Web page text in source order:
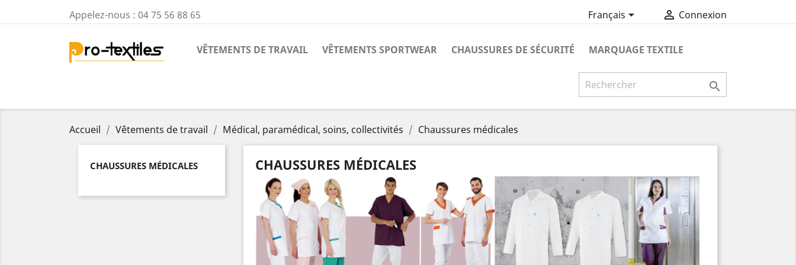
Appelez-nous : 04 75 56 88 65 Français  Connexion
VÊTEMENTS DE TRAVAIL VÊTEMENTS SPORTWEAR CHAUSSURES DE SÉCURITÉ MARQUAGE TEXTILE

Accueil Vêtements de travail Médical, paramédical, soins, collectivités Chaussures médicales
CHAUSSURES MÉDICALES CHAUSSURES MÉDICALES